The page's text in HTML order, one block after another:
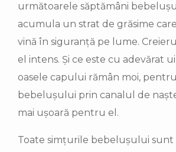
următoarele săptămâni
acumula un strat de grăsime
vină în siguranță pe lume.
el intens. Și ce este cu adevărat
oasele capului rămân moi,
bebelușului prin canalul de
mai ușoară pentru el.
Toate simțurile bebelușului sunt